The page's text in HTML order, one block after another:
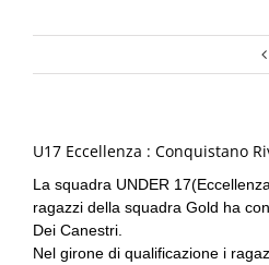
U17 Eccellenza : Conquistano
La squadra UNDER
ragazzi della squadra Gold ha
Dei Canestri.
Nel girone di qualificazione i